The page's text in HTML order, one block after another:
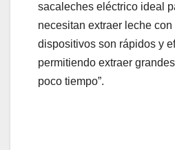
sacaleches eléctrico ideal
necesitan extraer leche
dispositivos son rápidos y
permitiendo extraer
poco tiempo”.